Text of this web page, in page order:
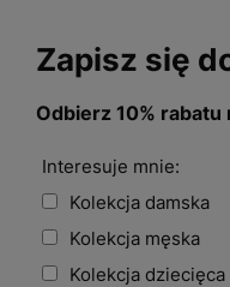
Zapisz się
Odbierz 10%
Interesuje mnie:
Kolekcja damska
Kolekcja męska
Kolekcja dziecięca